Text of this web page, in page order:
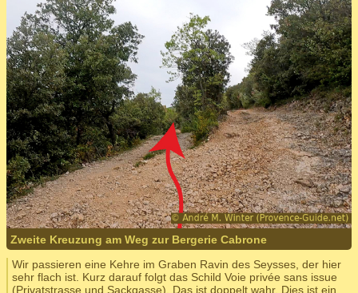
Zweite Kreuzung am Weg zur Bergerie Cabrone
Wir passieren eine Kehre im Graben Ravin des Seysses, der hier
sehr flach ist. Kurz darauf folgt das Schild Voie privée sans issue
(Privatstrasse und Sackgasse). Das ist doppelt wahr. Dies ist ein